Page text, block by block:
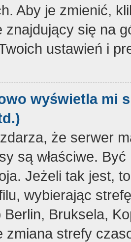
Aby je zmienić,
znajdujący się na
ustawień i
wyświetla mi
że serwer
są właściwe.
Jeżeli tak jest,
wybierając
Berlin, Bruksela,
zmiana strefy